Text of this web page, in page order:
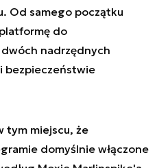
Od samego początku
do
nadrzędnych
bezpieczeństwie
tym miejscu, że
domyślnie włączone